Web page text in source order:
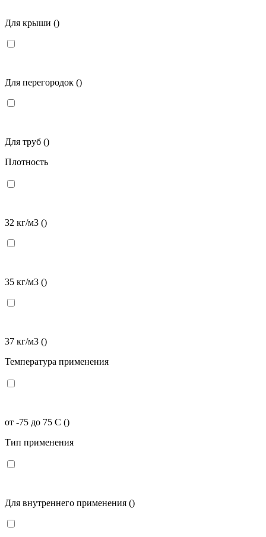
Для крыши ()
Для перегородок ()
Для труб ()
Плотность
32 кг/м3 ()
35 кг/м3 ()
37 кг/м3 ()
Температура применения
от -75 до 75 C ()
Тип применения
Для внутреннего применения ()